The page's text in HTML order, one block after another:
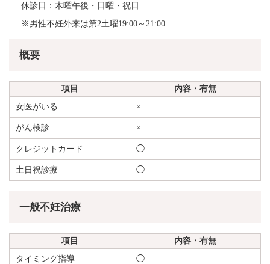
休診日：木曜午後・日曜・祝日
※男性不妊外来は第2土曜19:00～21:00
概要
項目
内容・有無
女医がいる
×
がん検診 ×
クレジットカード ◯
土日祝診療 ◯
一般不妊治療
項目
内容・有無
タイミング指導
◯